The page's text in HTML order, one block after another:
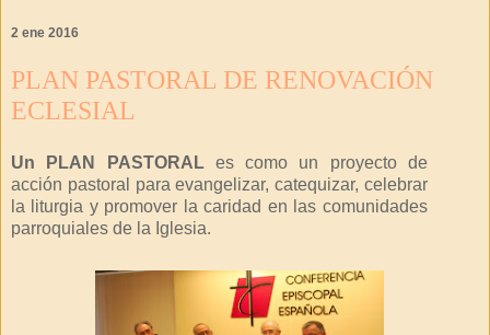
2 ene 2016
PLAN PASTORAL DE RENOVACIÓN
ECLESIAL
Un PLAN PASTORALes como un proyecto de
acción pastoral para evangelizar, catequizar, celebrar
la liturgia y promover la caridad en las comunidades
parroquiales de la Iglesia.